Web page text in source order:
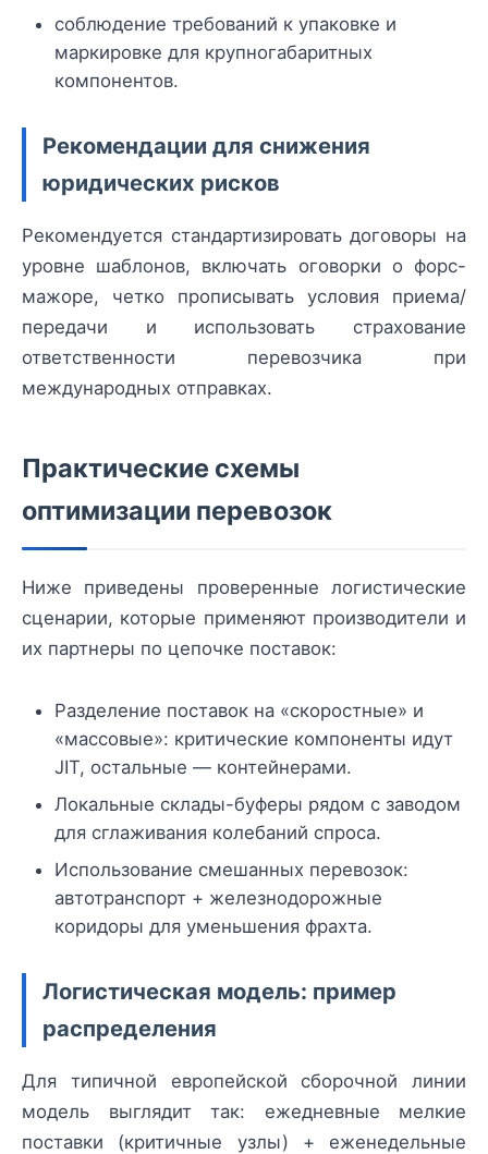
соблюдение требований к упаковке и
маркировке для крупногабаритных
компонентов.
Рекомендации для снижения
юридических рисков
Рекомендуется стандартизировать договоры на
уровне шаблонов, включать оговорки о форс-
мажоре, четко прописывать условия приема/
передачи и использовать страхование
ответственности перевозчика при
международных отправках.
Практические схемы
оптимизации перевозок
Ниже приведены проверенные логистические
сценарии, которые применяют производители и
их партнеры по цепочке поставок:
Разделение поставок на «скоростные» и
«массовые»: критические компоненты идут
JIT, остальные — контейнерами.
Локальные склады-буферы рядом с заводом
для сглаживания колебаний спроса.
Использование смешанных перевозок:
автотранспорт + железнодорожные
коридоры для уменьшения фрахта.
Логистическая модель: пример
распределения
Для типичной европейской сборочной линии
модель выглядит так: ежедневные мелкие
поставки (критичные узлы) + еженедельные